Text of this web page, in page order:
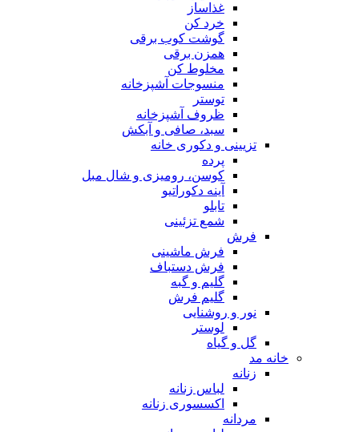
غذاساز
خرد کن
گوشت کوب برقی
همزن برقی
مخلوط کن
منسوجات آشپزخانه
توستر
ظروف آشپزخانه
سبد، صافی و آبکش
تزیینی و دکوری خانه
پرده
کوسن، رومیزی و شال مبل
آینه دکوراتیو
تابلو
شمع تزئینی
فرش
فرش ماشینی
فرش دستباف
گلیم و گبه
گلیم فرش
نور و روشنایی
لوستر
گل و گیاه
خانه مد
زنانه
لباس زنانه
اکسسوری زنانه
مردانه